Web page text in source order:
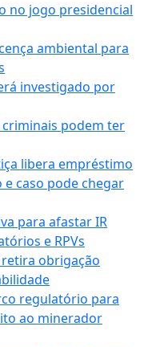
no jogo presidencial
ambiental para
investigado por
podem ter
libera empréstimo
caso pode chegar
para afastar IR
e RPVs
retira obrigação
regulatório para
ao minerador